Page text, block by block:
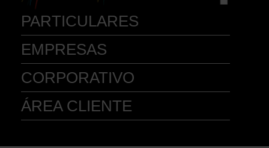
PARTICULARES
AUTOMÓVILES
VEHÍC. MOV. PERSONAL
EMBARCACIONES
HOGAR
COM. PROPIETARIOS
ACCIDENTES
MASCOTA
CAZA
PESCA
EMPRESAS
COMERCIO
PYME
EXPLOTACIÓN CON HOGAR
EXPLOTACIÓN SIN HOGAR
RESP. CIVIL
CORPORATIVO
QUÍENES SOMOS
ESPACIO MUTUA
ÁREA CLIENTE